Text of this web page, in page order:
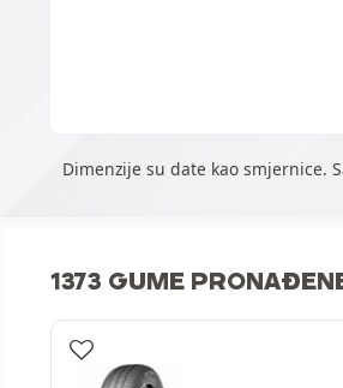
Dimenzije su date kao smjernice.
1373 GUME